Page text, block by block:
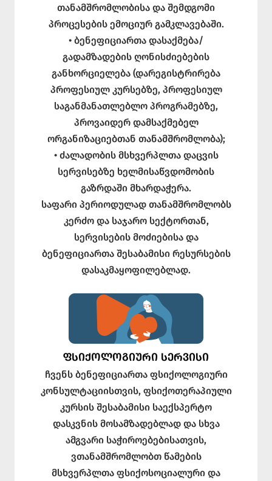
თანამშრომლობისა და შემდგომი
პროცესების ემოციურ გამკლავებაში.
• ბენეფიციართა დასაქმება/
გადამზადების ღონისძიებების
განხორციელება (დარეგისტრირება
პროფესიულ კურსებზე, პროფესიულ
საგანმანათლებლო პროგრამებზე,
პროვაიდერ დამსაქმებელ
ორგანიზაციებთან თანამშრომლობა);
• ძალადობის მსხვერპლთა დაცვის
სერვისებზე ხელმისაწვდომობის
გაზრდაში მხარდაჭერა.
საფარი პერიოდულად თანამშრომლობს
კერძო და საჯარო სექტორთან,
სერვისების მოძიებისა და
ბენეფიციართა შესაბამისი რესურსების
დასაკმაყოფილებლად.
ᲤᲡᲘᲥᲝᲚᲝᲒᲘᲣᲠᲘ ᲡᲔᲠᲕᲘᲡᲘ
ჩვენს ბენეფიციართა ფსიქოლოგიური
კონსულტაციისთვის, ფსიქოთერაპიული
კურსის შესაბამისი საექსპერტო
დასკვნის მოსამზადებლად და სხვა
ამგვარი საჭიროებებისათვის,
ვთანამშრომლობთ წამების
მსხვერპლთა ფსიქოსოციალური და